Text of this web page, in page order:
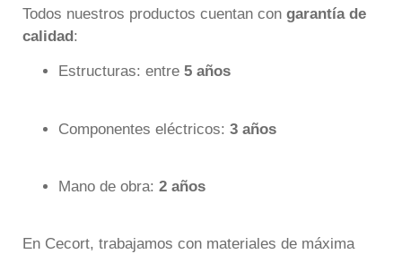
Todos nuestros productos cuentan con garantía de
calidad:
Estructuras: entre 5 años
Componentes eléctricos: 3 años
Mano de obra: 2 años
En Cecort, trabajamos con materiales de máxima